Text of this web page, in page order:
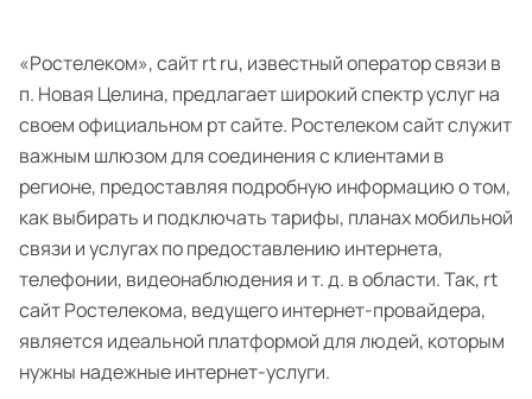
«Ростелеком», сайт rt ru, известный оператор связи в
п. Новая Целина, предлагает широкий спектр услуг на
своем официальном рт сайте. Ростелеком сайт служит
важным шлюзом для соединения с клиентами в
регионе, предоставляя подробную информацию о том,
как выбирать и подключать тарифы, планах мобильной
связи и услугах по предоставлению интернета,
телефонии, видеонаблюдения и т. д. в области. Так, rt
сайт Ростелекома, ведущего интернет-провайдера,
является идеальной платформой для людей, которым
нужны надежные интернет-услуги.